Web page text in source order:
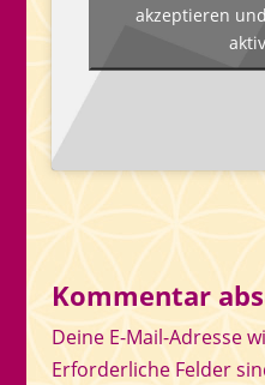
akzeptieren
Kommentar
Deine E-Mail-Adresse
Erforderliche Felder